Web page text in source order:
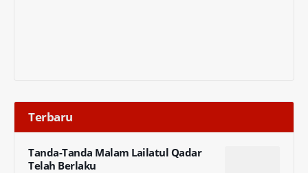
Terbaru
Tanda-Tanda Malam Lailatul Qadar
Telah Berlaku